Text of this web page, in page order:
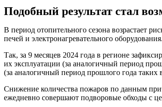
Подобный результат стал
В период отопительного сезона возрастает
печей и электронагревательного оборудования.
Так, за 9 месяцев 2024 года в регионе
их эксплуатации (за аналогичный период
(за аналогичный период прошлого года
Снижение количества пожаров по данным
ежедневно совершают подворовые обходы с